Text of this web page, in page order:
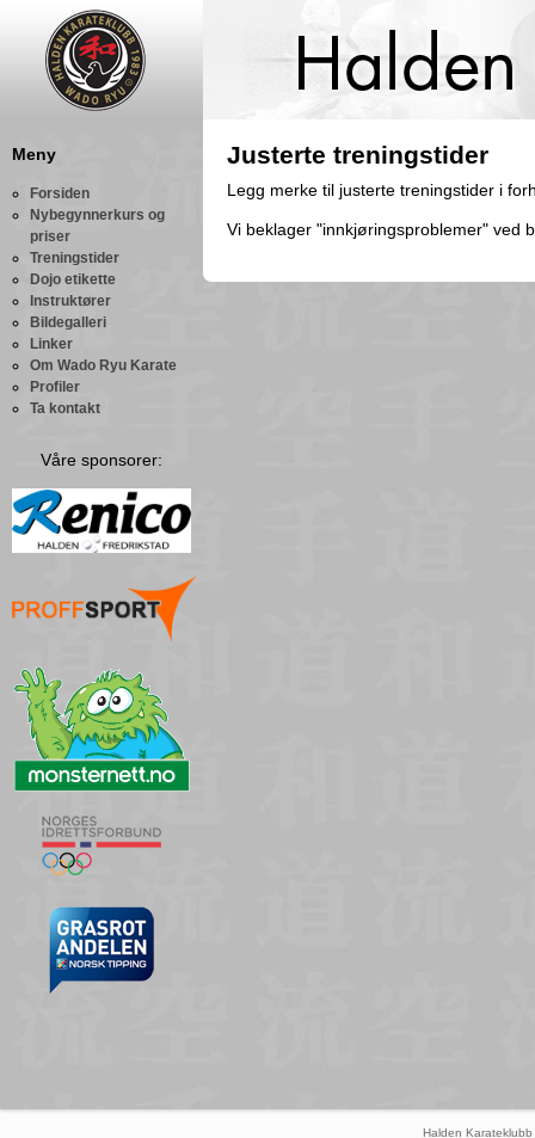
Meny
Forsiden
Nybegynnerkurs og
priser
Treningstider
Dojo etikette
Instruktører
Bildegalleri
Linker
Om Wado Ryu Karate
Profiler
Ta kontakt
Våre sponsorer:
Justerte treningstider
Legg merke til justerte treningstider i
Vi beklager "innkjøringsproblemer" ved
Halden